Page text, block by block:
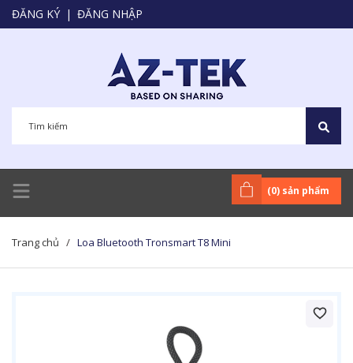
ĐĂNG KÝ | ĐĂNG NHẬP
(0) sản phẩm
Trang chủ / Loa Bluetooth Tronsmart T8 Mini